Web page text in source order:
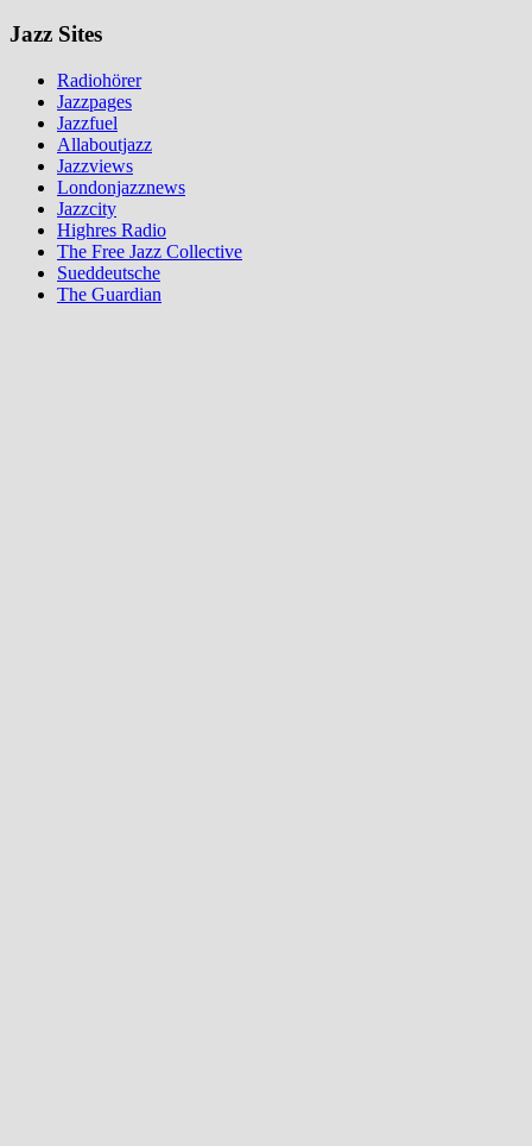
Jazz Sites
Radiohörer
Jazzpages
Jazzfuel
Allaboutjazz
Jazzviews
Londonjazznews
Jazzcity
Highres Radio
The Free Jazz Collective
Sueddeutsche
The Guardian